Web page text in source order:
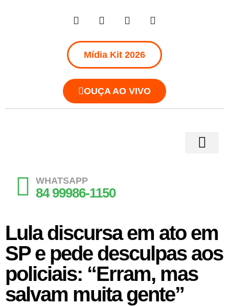
Mídia Kit 2026
OUÇA AO VIVO
WHATSAPP
84 99986-1150
Lula discursa em ato em
SP e pede desculpas aos
policiais: “Erram, mas
salvam muita gente”